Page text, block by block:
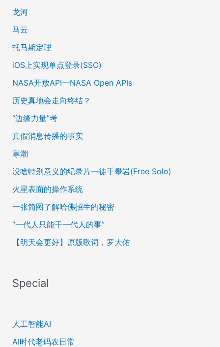
龙河
马云
托马斯定理
iOS上实现单点登录(SSO)
NASA开放API—NASA Open APIs
历史真地会走向终结？
“边缘力量”考
真假消息传播的事实
寒潮
没啥特别意义的纪录片—徒手攀岩(Free Solo)
火星表面的操作系统
一张简图了解哈佛招生的秘密
“一代人只能干一代人的事”
【明天会更好】原版歌词，罗大佑
Special
人工智能AI
AI时代老码农日常